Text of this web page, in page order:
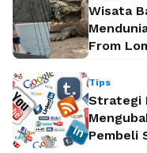
Wisata
From
Tips
Strategi
Pembeli